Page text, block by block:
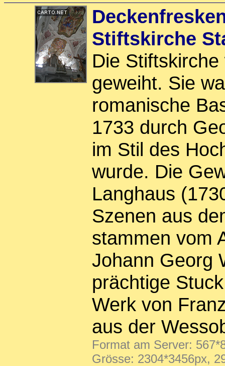
Stiftskirche
Die
geweiht. Sie
romanische
1733 durch
im Stil des
wurde. Die
Langhaus
Szenen aus
stammen vom
Johann Georg
prächtige
Werk von
aus der
Format am Server:
Grösse: 2304*3456px,